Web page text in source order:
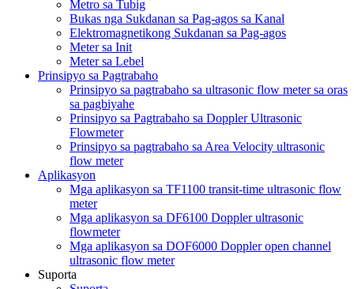
Metro sa Tubig
Bukas nga Sukdanan sa Pag-agos sa Kanal
Elektromagnetikong Sukdanan sa Pag-agos
Meter sa Init
Meter sa Lebel
Prinsipyo sa Pagtrabaho
Prinsipyo sa pagtrabaho sa ultrasonic flow meter sa oras
sa pagbiyahe
Prinsipyo sa Pagtrabaho sa Doppler Ultrasonic
Flowmeter
Prinsipyo sa pagtrabaho sa Area Velocity ultrasonic
flow meter
Aplikasyon
Mga aplikasyon sa TF1100 transit-time ultrasonic flow
meter
Mga aplikasyon sa DF6100 Doppler ultrasonic
flowmeter
Mga aplikasyon sa DOF6000 Doppler open channel
ultrasonic flow meter
Suporta